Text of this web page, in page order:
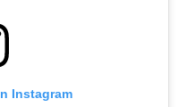
Instagram